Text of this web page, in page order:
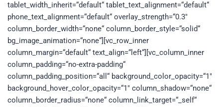
tablet_width_inherit=“default“ tablet_text_alignment=“default“
phone_text_alignment=“default“ overlay_strength=“0.3″
column_border_width=“none“ column_border_style=“solid“
bg_image_animation=“none“][vc_row_inner
column_margin=“default“ text_align=“left“][vc_column_inner
column_padding=“no-extra-padding“
column_padding_position=“all“ background_color_opacity=“1″
background_hover_color_opacity=“1″ column_shadow=“none“
column_border_radius=“none“ column_link_target=“_self“